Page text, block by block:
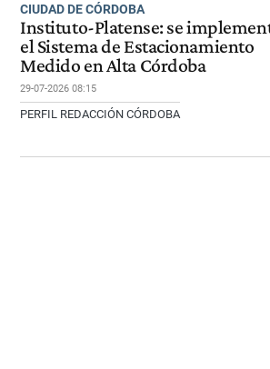
CIUDAD DE CÓRDOBA
Instituto-Platense: se
el Sistema de Estacionamiento
Medido en Alta Córdoba
29-07-2026 08:15
PERFIL REDACCIÓN CÓRDOBA